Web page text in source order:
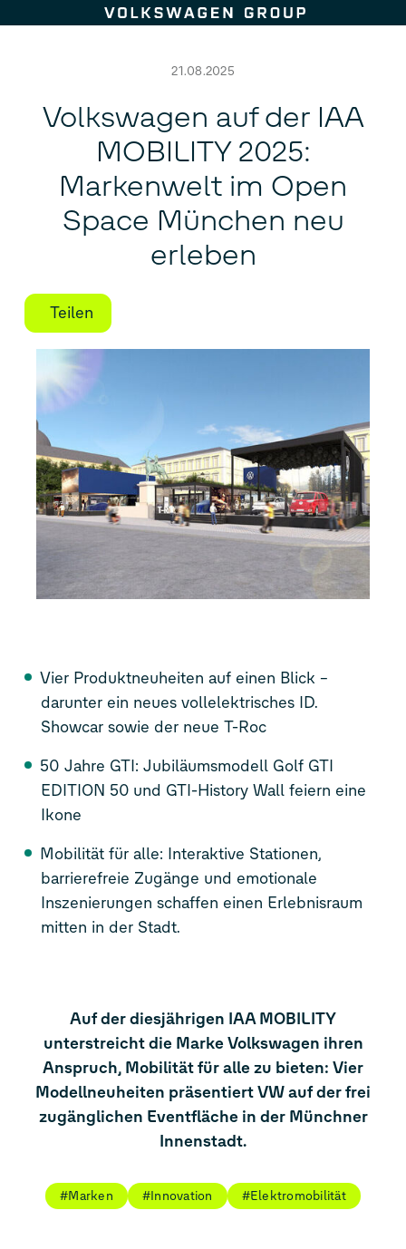
Zum Seiteninhalt springen
21.08.2025
Volkswagen auf der IAA
MOBILITY 2025:
Markenwelt im Open
Space München neu
erleben
Teilen
Vier Produktneuheiten auf einen Blick –
darunter ein neues vollelektrisches ID.
Showcar sowie der neue T-Roc
50 Jahre GTI: Jubiläumsmodell Golf GTI
EDITION 50 und GTI-History Wall feiern eine
Ikone
Mobilität für alle: Interaktive Stationen,
barrierefreie Zugänge und emotionale
Inszenierungen schaffen einen Erlebnisraum
mitten in der Stadt.
Auf der diesjährigen IAA MOBILITY
unterstreicht die Marke Volkswagen ihren
Anspruch, Mobilität für alle zu bieten: Vier
Modellneuheiten präsentiert VW auf der frei
zugänglichen Eventfläche in der Münchner
Innenstadt.
#Marken #Innovation #Elektromobilität